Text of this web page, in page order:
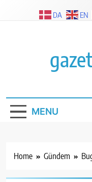
MENU
Home Gündem
DA EN